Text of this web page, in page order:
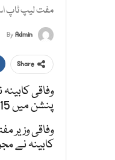
مفت لیپ ٹاپ
ByAdmin
Share
وفاقی
پنشن میں 15 فیصد بڑھانے کی منظوری بھی شامل ہے۔
کابینہ نے